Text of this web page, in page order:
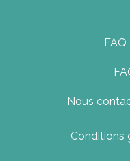
Nous
Conditions